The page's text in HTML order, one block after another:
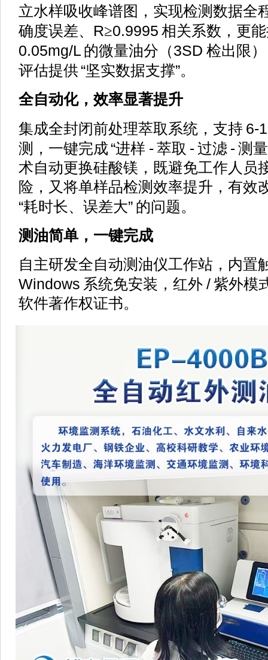
立水样吸收峰谱图，实现检测数据全
确度误差、 R≥0.9995相关系数，更
0.05mg/L 的微量油分（3SD 检出限
评估提供 “坚实数据支撑”。
全自动化，效率显著提升
集成全封闭前处理萃取系统，支持 6-
测，一键完成 “进样 -萃取 -过滤 -测量
术自动更换硅酸镁，既避免工作人员
险，又将单样品检测效率提升，有效
“耗时长、误差大” 的问题。
测油简单，一键完成
自主研发全自动测油仪工作站， 内置
Windows 系统免安装 ，红外 /紫外模
软件著作权证书。